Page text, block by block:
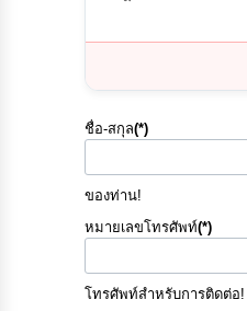
ชื่อ-สกุล(*)
ของท่าน!
หมายเลขโทรศัพท์(*)
โทรศัพท์สำหรับการติดต่อ!